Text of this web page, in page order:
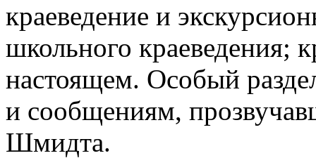
краеведение и
школьного краеведения;
настоящем. Особый
и сообщениям,
Шмидта.